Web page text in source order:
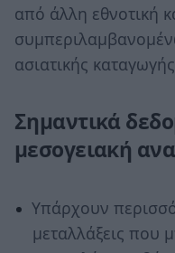
από άλλη εθνοτική
ασιατικής
Σημαντικά
μεσογειακή
Υπάρχουν
μεταλλάξεις που